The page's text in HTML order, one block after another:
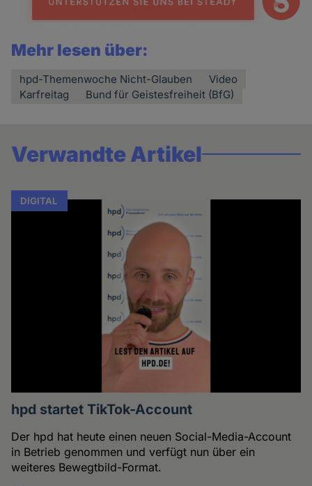
Mehr lesen über:
hpd-Themenwoche Nicht-Glauben
Video
Karfreitag
Bund für Geistesfreiheit (BfG)
Verwandte Artikel
DIGITAL
hpd startet TikTok-Account
Der hpd hat heute einen neuen Social-Media-Account
in Betrieb genommen und verfügt nun über ein
weiteres Bewegtbild-Format.